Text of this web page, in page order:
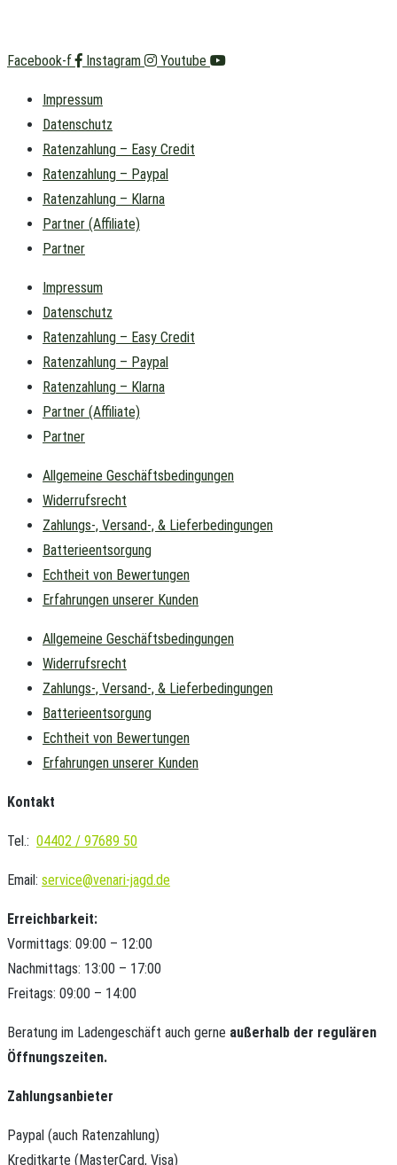
Facebook-f Instagram Youtube
Impressum
Datenschutz
Ratenzahlung – Easy Credit
Ratenzahlung – Paypal
Ratenzahlung – Klarna
Partner (Affiliate)
Partner
Impressum
Datenschutz
Ratenzahlung – Easy Credit
Ratenzahlung – Paypal
Ratenzahlung – Klarna
Partner (Affiliate)
Partner
Allgemeine Geschäftsbedingungen
Widerrufsrecht
Zahlungs-, Versand-, & Lieferbedingungen
Batterieentsorgung
Echtheit von Bewertungen
Erfahrungen unserer Kunden
Allgemeine Geschäftsbedingungen
Widerrufsrecht
Zahlungs-, Versand-, & Lieferbedingungen
Batterieentsorgung
Echtheit von Bewertungen
Erfahrungen unserer Kunden
Kontakt
Tel.: 04402 / 97689 50
Email: service@venari-jagd.de
Erreichbarkeit:
Vormittags: 09:00 – 12:00
Nachmittags: 13:00 – 17:00
Freitags: 09:00 – 14:00
Beratung im Ladengeschäft auch gerne außerhalb der regulären
Öffnungszeiten.
Zahlungsanbieter
Paypal (auch Ratenzahlung)
Kreditkarte (MasterCard, Visa)